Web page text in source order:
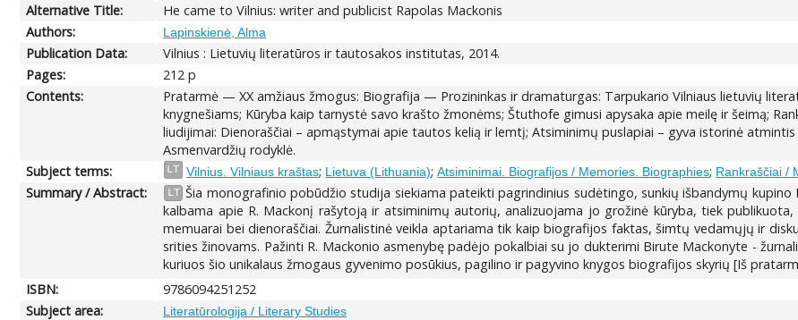
Alternative Title:
He came to Vilnius: writer and publicist Rapolas Mackonis
Authors:
Lapinskienė, Alma
Publication Data:
Vilnius : Lietuvių literatūros ir tautosakos institutas, 2014.
Pages:
212 p
Contents:
Pratarmė — XX amžiaus žmogus: Biografija — Prozininkas ir dramaturgas: Tarpukario Vilniaus lietuvių
knygnešiams; Kūryba kaip tarnystė savo krašto žmonėms; Štuthofe gimusi apysaka apie meilę ir šeimą;
liudijimai: Dienoraščiai – apmąstymai apie tautos kelią ir lemtį; Atsiminimų puslapiai – gyva istorinė
Asmenvardžių rodyklė.
Subject terms:
LT Vilnius. Vilniaus kraštas; Lietuva (Lithuania);Atsiminimai. Biografijos / Memories. Biographies; Rankraščiai /
Summary / Abstract: LT Šia monografinio pobūdžio studija siekiama pateikti pagrindinius sudėtingo, sunkių išbandymų
kalbama apie R. Mackonį rašytoją ir atsiminimų autorių, analizuojama jo grožinė kūryba, tiek
memuarai bei dienoraščiai. Žurnalistinė veikla aptariama tik kaip biografijos faktas, šimtų vedamųjų ir
srities žinovams. Pažinti R. Mackonio asmenybę padėjo pokalbiai su jo dukterimi Birute Mackonyte -
kuriuos šio unikalaus žmogaus gyvenimo posūkius, pagilino ir pagyvino knygos biografijos skyrių [Iš
ISBN:
9786094251252
Subject area:
Literatūrologija / Literary Studies